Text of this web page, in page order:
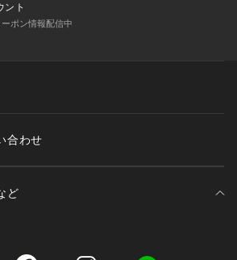
ント
ポン情報配信中
合わせ
ど